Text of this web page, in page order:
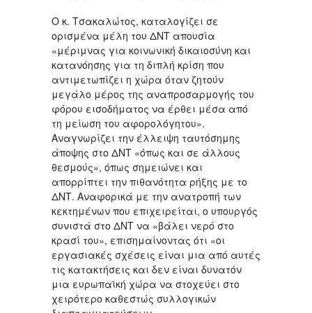
Ο κ. Τσακαλώτος, καταλογίζει σε
ορισμένα μέλη του ΔΝΤ απουσία
«μέριμνας για κοινωνική δικαιοσύνη και
κατανόησης για τη διπλή κρίση που
αντιμετωπίζει η χώρα όταν ζητούν
μεγάλο μέρος της αναπροσαρμογής του
φόρου εισοδήματος να έρθει μέσα από
τη μείωση του αφορολόγητου».
Αναγνωρίζει την έλλειψη ταυτόσημης
άποψης στο ΔΝΤ «όπως και σε άλλους
θεσμούς», όπως σημειώνει και
απορρίπτει την πιθανότητα ρήξης με το
ΔΝΤ. Αναφορικά με την ανατροπή των
κεκτημένων που επιχειρείται, ο υπουργός
συνιστά στο ΔΝΤ να «βάλει νερό στο
κρασί του», επισημαίνοντας ότι «οι
εργασιακές σχέσεις είναι μια από αυτές
τις κατακτήσεις και δεν είναι δυνατόν
μια ευρωπαϊκή χώρα να στοχεύει στο
χειρότερο καθεστώς συλλογικών